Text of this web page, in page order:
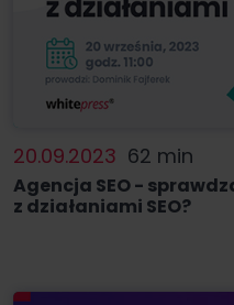
20.09.2023 62 min
Agencja SEO -
z działaniami SEO?